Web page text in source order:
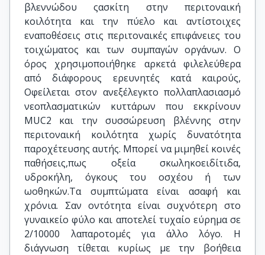
βλεννώδου ςασκίτη στην περιτοναική
κοιλότητα και την πύελο και αντίστοιχες
εναποθέσεις στις περιτοναικές επιφάνειες του
τοιχώματος και των συμπαγών οργάνων. Ο
όρος χρησιμοποιήθηκε αρκετά φιλελεύθερα
από διάφορους ερευνητές κατά καιρούς,
Οφείλεται στον ανεξέλεγκτο πολλαπλασιασμό
νεοπλασματικών κυττάρων που εκκρίνουν
MUC2 και την συσσώρευση βλέννης στην
περιτοναική κοιλότητα χωρίς δυνατότητα
παροχέτευσης αυτής. Μπορεί να μιμηθεί κοινές
παθήσεις,πως οξεία σκωληκοειδίτιδα,
υδροκήλη, όγκους του οσχέου ή των
ωοθηκών.Τα συμπτώματα είναι ασαφή και
χρόνια. Σαν οντότητα είναι συχνότερη στο
γυναικείο φύλο και αποτελεί τυχαίο εύρημα σε
2/10000 λαπαροτομές για άλλο λόγο. Η
διάγνωση τίθεται κυρίως με την βοήθεια